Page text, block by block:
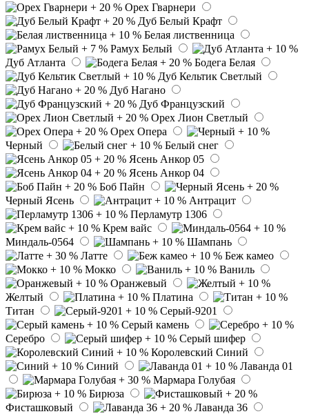
Орех Гварнери
Дуб Белый Крафт
Белая лиственница
Рамух Белый
Дуб Атланта
Бодега Белая
Дуб Кельтик Светлый
Дуб Нагано
Дуб Французский
Орех Лион Светлый
Орех Опера
Черный
Белый снег
Ясень Анкор 05
Ясень Анкор 04
Боб Пайн
Черный Ясень
Антрацит
Перламутр 1306
Крем вайс
Миндаль-0564
Шампань
Латте
Беж камео
Мокко
Ваниль
Оранжевый
Желтый
Платина
Титан
Серый-9201
Серый камень
Серебро
Серый шифер
Королевский Синий
Синий
Лаванда 01
Мармара Голубая
Бирюза
Фисташковый
Лаванда 36